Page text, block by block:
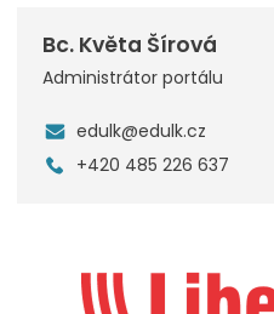
Bc. Květa Šírová
Administrátor portálu
edulk@edulk.cz
+420 485 226 637